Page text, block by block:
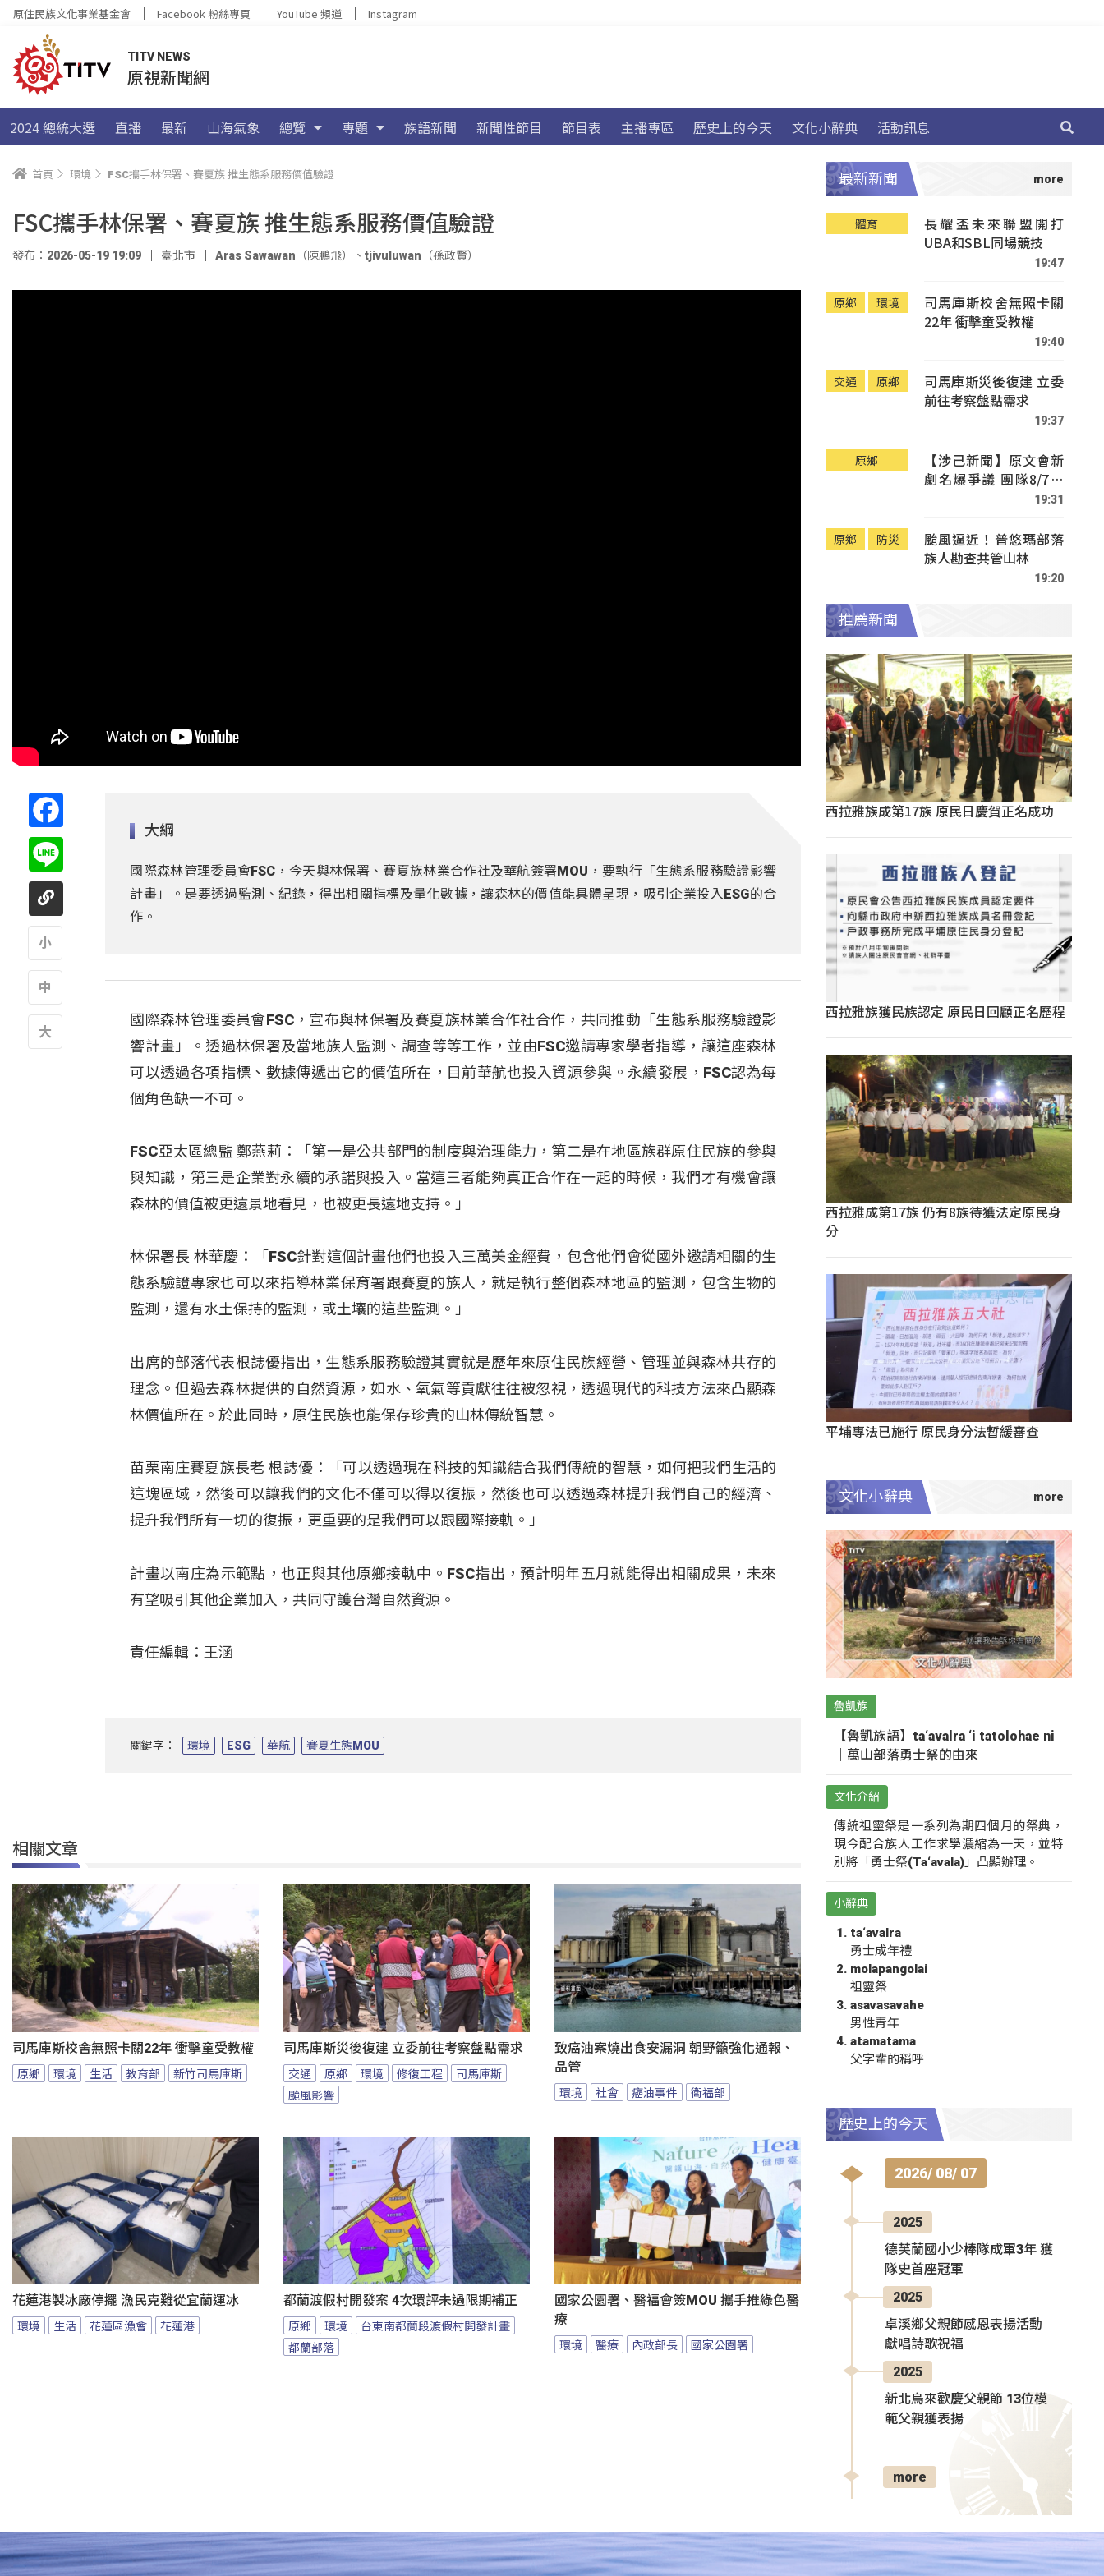
原住民族文化事業基金會 Facebook 粉絲專頁 YouTube 頻道 Instagram
TITV NEWS
原視新聞網
2024 總統大選 直播 最新 山海氣象 總覽 專題 族語新聞 新聞性節目 節目表 主播專區 歷史上的今天 文化小辭典 活動訊息
首頁 環境 FSC攜手林保署、賽夏族 推生態系服務價值驗證
FSC攜手林保署、賽夏族 推生態系服務價值驗證
發布：2026-05-19 19:09 臺北市 Aras Sawawan（陳鵬飛） 、 tjivuluwan（孫政賢）
大綱
國際森林管理委員會FSC，今天與林保署、賽夏族林業合作社及華航簽署MOU，要執行「生態系服務驗證影響
計畫」。是要透過監測、紀錄，得出相關指標及量化數據，讓森林的價值能具體呈現，吸引企業投入ESG的合
作。
國際森林管理委員會FSC，宣布與林保署及賽夏族林業合作社合作，共同推動「生態系服務驗證影
響計畫」。透過林保署及當地族人監測、調查等等工作，並由FSC邀請專家學者指導，讓這座森林
可以透過各項指標、數據傳遞出它的價值所在，目前華航也投入資源參與。永續發展，FSC認為每
個角色缺一不可。
FSC亞太區總監 鄭燕莉：「第一是公共部門的制度與治理能力，第二是在地區族群原住民族的參與
與知識，第三是企業對永續的承諾與投入。當這三者能夠真正合作在一起的時候，我們才有機會讓
森林的價值被更遠景地看見，也被更長遠地支持。」
林保署長 林華慶：「FSC針對這個計畫他們也投入三萬美金經費，包含他們會從國外邀請相關的生
態系驗證專家也可以來指導林業保育署跟賽夏的族人，就是執行整個森林地區的監測，包含生物的
監測，還有水土保持的監測，或土壤的這些監測。」
出席的部落代表根誌優指出，生態系服務驗證其實就是歷年來原住民族經營、管理並與森林共存的
理念。但過去森林提供的自然資源，如水、氧氣等貢獻往往被忽視，透過現代的科技方法來凸顯森
林價值所在。於此同時，原住民族也能保存珍貴的山林傳統智慧。
苗栗南庄賽夏族長老 根誌優：「可以透過現在科技的知識結合我們傳統的智慧，如何把我們生活的
這塊區域，然後可以讓我們的文化不僅可以得以復振，然後也可以透過森林提升我們自己的經濟、
提升我們所有一切的復振，更重要的是我們可以跟國際接軌。」
計畫以南庄為示範點，也正與其他原鄉接軌中。FSC指出，預計明年五月就能得出相關成果，未來
有望吸引其他企業加入，共同守護台灣自然資源。
責任編輯：王涵
關鍵字： 環境 ESG 華航 賽夏生態MOU
相關文章
司馬庫斯校舍無照卡關22年 衝擊童受教權
原鄉 環境 生活 教育部 新竹司馬庫斯
司馬庫斯災後復建 立委前往考察盤點需求
交通 原鄉 環境 修復工程
司馬庫斯
颱風影響
致癌油案燒出食安漏洞 朝野籲強化通報、
品管
環境 社會 癌油事件 衛福部
花蓮港製冰廠停擺 漁民克難從宜蘭運冰
環境 生活 花蓮區漁會 花蓮港
都蘭渡假村開發案 4次環評未過限期補正
原鄉 環境
台東南都蘭段渡假村開發計畫
都蘭部落
國家公園署、醫福會簽MOU 攜手推綠色醫
療
環境 醫療 內政部長 國家公園署
最新新聞
體育
長耀盃未來聯盟開打
UBA和SBL同場競技
19:47
原鄉 環境
司馬庫斯校舍無照卡關
22年 衝擊童受教權
19:40
交通 原鄉
司馬庫斯災後復建 立委
前往考察盤點需求
19:37
原鄉
【涉己新聞】原文會新
劇名爆爭議 團隊8/7赴
19:31
原鄉 防災
颱風逼近！普悠瑪部落
族人勘查共管山林
19:20
推薦新聞
西拉雅族成第17族 原民日慶賀正名成功
西拉雅族獲民族認定 原民日回顧正名歷程
西拉雅成第17族 仍有8族待獲法定原民身
分
平埔專法已施行 原民身分法暫緩審查
文化小辭典
魯凱族
【魯凱族語】ta‘avalra ‘i tatolohae ni
｜萬山部落勇士祭的由來
文化介紹
傳統祖靈祭是一系列為期四個月的祭典，
現今配合族人工作求學濃縮為一天，並特
別將「勇士祭(Ta‘avala)」凸顯辦理。
小辭典
ta‘avalra
勇士成年禮
molapangolai
祖靈祭
asavasavahe
男性青年
atamatama
父字輩的稱呼
歷史上的今天
2026/ 08/ 07
2025
德芙蘭國小少棒隊成軍3年 獲
隊史首座冠軍
2025
卓溪鄉父親節感恩表揚活動
獻唱詩歌祝福
2025
新北烏來歡慶父親節 13位模
範父親獲表揚
more